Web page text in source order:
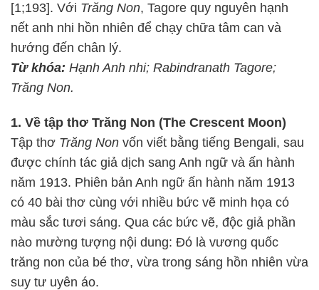
[1;193]. Với Trăng Non, Tagore quy nguyên hạnh
nết anh nhi hồn nhiên để chạy chữa tâm can và
hướng đến chân lý.
Từ khóa: Hạnh Anh nhi; Rabindranath Tagore;
Trăng Non.
1. Về tập thơ Trăng Non (The Crescent Moon)
Tập thơ Trăng Non vốn viết bằng tiếng Bengali, sau
được chính tác giả dịch sang Anh ngữ và ấn hành
năm 1913. Phiên bản Anh ngữ ấn hành năm 1913
có 40 bài thơ cùng với nhiều bức vẽ minh họa có
màu sắc tươi sáng. Qua các bức vẽ, độc giả phần
nào mường tượng nội dung: Đó là vương quốc
trăng non của bé thơ, vừa trong sáng hồn nhiên vừa
suy tư uyên áo.